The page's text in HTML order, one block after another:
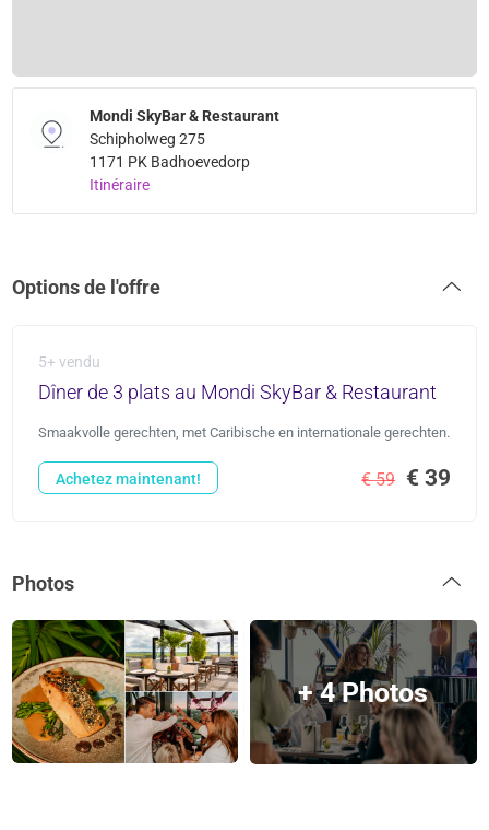
Mondi SkyBar & Restaurant
Schipholweg 275
1171 PK Badhoevedorp
Itinéraire
Options de l'offre
5+ vendu
Dîner de 3 plats au Mondi SkyBar & Restaurant
Smaakvolle gerechten, met Caribische en internationale gerechten.
€ 59 € 39
Achetez maintenant!
Photos
+ 4 Photos